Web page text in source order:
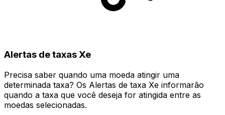
Alertas de taxas Xe
Precisa saber quando uma moeda atingir uma
determinada taxa? Os Alertas de taxa Xe informarão
quando a taxa que você deseja for atingida entre as
moedas selecionadas.